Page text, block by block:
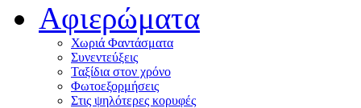
Αφιερώματα
Χωριά Φαντάσματα
Συνεντεύξεις
Ταξίδια στον χρόνο
Φωτοεξορμήσεις
Στις ψηλότερες κορυφές